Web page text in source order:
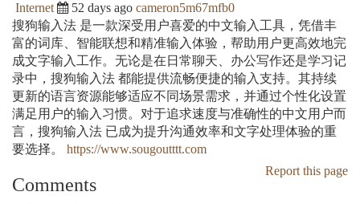
Internet 52 days ago cameron5m67mfb0
搜狗输入法 是一款深受用户喜爱的中文输入工具，凭借丰
富的词库、智能联想和精准输入体验，帮助用户更高效地完
成文字输入工作。无论是在日常聊天、办公写作还是学习记
录中，搜狗输入法 都能提供流畅便捷的输入支持。其持续
更新的语言资源能够适应不同场景需求，并通过个性化设置
满足用户的输入习惯。对于追求速度与准确性的中文用户而
言，搜狗输入法 已成为提升沟通效率和文字处理体验的重
要选择。 https://www.sougoutttt.com
Report this page
Comments